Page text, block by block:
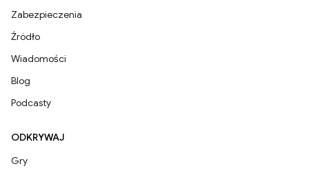
Zabezpieczenia
Źródło
Wiadomości
Blog
Podcasty
ODKRYWAJ
Gry